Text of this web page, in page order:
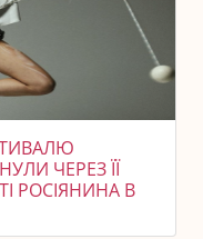
ЧЕРЕЗ ЇЇ
РОСІЯНИНА В